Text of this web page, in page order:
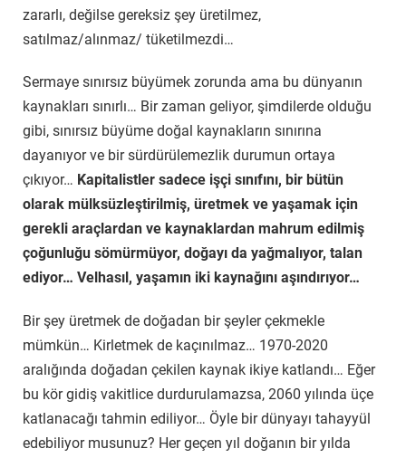
zararlı, değilse gereksiz şey üretilmez,
satılmaz/alınmaz/ tüketilmezdi…
Sermaye sınırsız büyümek zorunda ama bu dünyanın
kaynakları sınırlı… Bir zaman geliyor, şimdilerde olduğu
gibi, sınırsız büyüme doğal kaynakların sınırına
dayanıyor ve bir sürdürülemezlik durumun ortaya
çıkıyor… Kapitalistler sadece işçi sınıfını, bir bütün
olarak mülksüzleştirilmiş, üretmek ve yaşamak için
gerekli araçlardan ve kaynaklardan mahrum edilmiş
çoğunluğu sömürmüyor, doğayı da yağmalıyor, talan
ediyor… Velhasıl, yaşamın iki kaynağını aşındırıyor…
Bir şey üretmek de doğadan bir şeyler çekmekle
mümkün… Kirletmek de kaçınılmaz… 1970-2020
aralığında doğadan çekilen kaynak ikiye katlandı… Eğer
bu kör gidiş vakitlice durdurulamazsa, 2060 yılında üçe
katlanacağı tahmin ediliyor… Öyle bir dünyayı tahayyül
edebiliyor musunuz? Her geçen yıl doğanın bir yılda